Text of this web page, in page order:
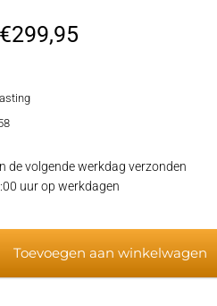
Oorspronkelijke
was:
€299,95
de volgende werkdag verzonden
uur op werkdagen
Toevoegen aan winkelwagen